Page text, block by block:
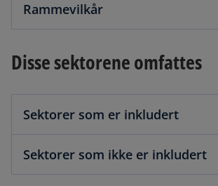
t
Rammevilkår
Disse sektorene omfattes
Sektorer som er inkludert
Sektorer som ikke er inkludert